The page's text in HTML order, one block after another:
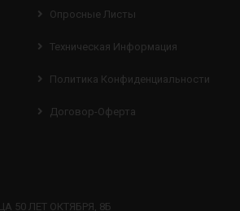
Опросные Листы
Техническая Информация
Политика Конфиденциальности
Договор-Оферта
50 ЛЕТ ОКТЯБРЯ, 8Б